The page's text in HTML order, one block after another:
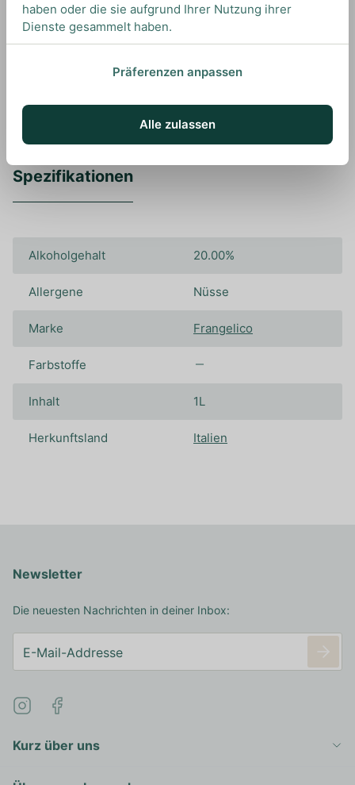
Wir empfehlen diesen Likör on the rocks zu
genießen mit einer Limettenspalte oder pur,
gepaart zu einer Tasse Kaffee.
Spezifikationen
Alkoholgehalt 20.00%
Allergene Nüsse
Marke Frangelico
Farbstoffe
Inhalt 1L
Herkunftsland Italien
Kurz über uns
Newsletter
Die neuesten Nachrichten in deiner Inbox:
haben oder die sie aufgrund Ihrer Nutzung ihrer
Dienste gesammelt haben.
Präferenzen anpassen
Alle zulassen